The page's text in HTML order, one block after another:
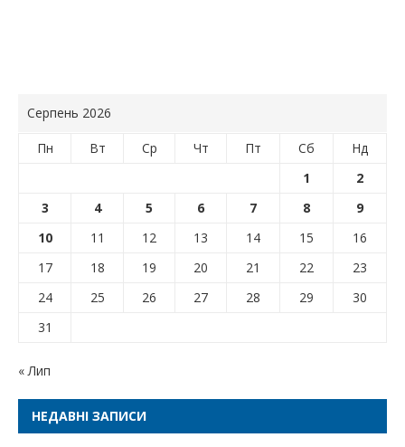
Серпень 2026
Пн Вт Ср Чт Пт Сб
Нд
1
2
3
4 5 6 7 8
9
10
11 12 13 14 15
16
17
18 19 20 21 22
23
24
25 26 27 28 29
30
31
« Лип
НЕДАВНІ ЗАПИСИ